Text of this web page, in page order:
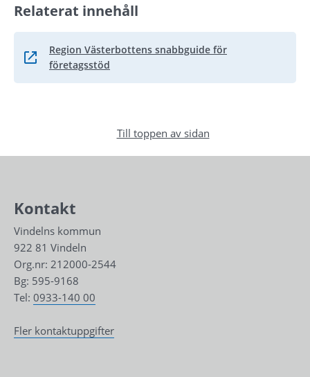
Relaterat innehåll
Region Västerbottens snabbguide för
företagsstöd
Länk till annan webbplats, öppnas i nytt fönster.
Till toppen av sidan
Kontakt
Vindelns kommun
922 81 Vindeln
Org.nr: 212000-2544
Bg: 595-9168
Tel: 0933-140 00
Fler kontaktuppgifter